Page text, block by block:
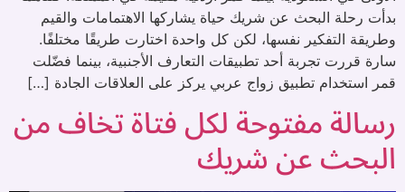
بدأت رحلة البحث عن شريك حياة يشاركها الاهتمامات والقيم
وطريقة التفكير نفسها، لكن كل واحدة اختارت طريقًا مختلفًا.
سارة قررت تجربة أحد تطبيقات التعارف الأجنبية، بينما فضّلت
قمر استخدام تطبيق زواج عربي يركز على العلاقات الجادة […]
رسالة مفتوحة لكل فتاة تخاف من
البحث عن شريك